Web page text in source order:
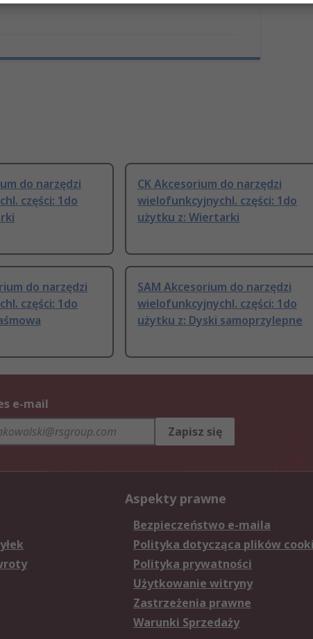
do narzędzi
części: 1do
CK Akcesorium do narzędzi
wielofunkcyjnychl. części: 1do
użytku z: Wiertarki
do narzędzi
części: 1do
SAM Akcesorium do narzędzi
wielofunkcyjnychl. części: 1do
użytku z: Dyski samoprzylepne
e-mail
Zapisz się
Aspekty prawne
Bezpieczeństwo e-maila
Polityka dotycząca plików
Polityka prywatności
Użytkowanie witryny
Zastrzeżenia prawne
Warunki Sprzedaży